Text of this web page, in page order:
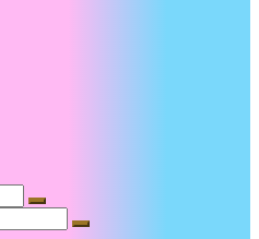
Suche
Suche